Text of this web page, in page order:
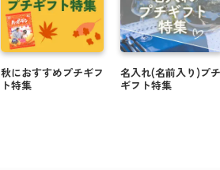
秋におすすめプチギフ
ト特集
名入れ(名前入り)プチ
ギフト特集